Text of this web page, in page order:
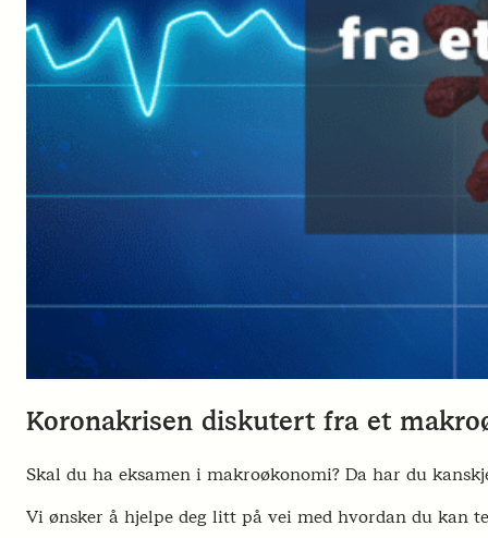
Koronakrisen diskutert fra et
Skal du ha eksamen i makroøkonomi? Da har du
Vi ønsker å hjelpe deg litt på vei med hvordan du kan